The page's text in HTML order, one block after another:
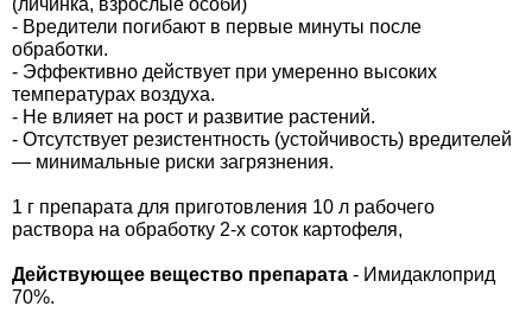
- Вредители погибают в первые минуты после
обработки.
- Эффективно действует при умеренно высоких
температурах воздуха.
- Не влияет на рост и развитие растений.
- Отсутствует резистентность (устойчивость) вредителей
— минимальные риски загрязнения.
1 г препарата для приготовления 10 л рабочего
раствора на обработку 2-х соток картофеля,
Действующее вещество препарата - Имидаклоприд
70%.
Семена табака
Семена томатов
Семена газонной травы
Семена фасоли
Средства защиты от капустницы
Средства защиты от кротов
Препараты для септиков, выгребных ям и
дачных туалетов, биодеструкторы